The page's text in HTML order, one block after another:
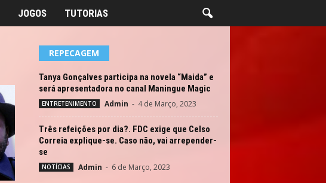
JOGOS TUTORIAS
REPECAGEM
Tanya Gonçalves participa na novela “Maida” e
será apresentadora no canal Maningue Magic
ENTRETENIMENTO Admin - 4 de Março, 2023
Três refeições por dia?. FDC exige que Celso
Correia explique-se. Caso não, vai arrepender-
se
NOTÍCIAS Admin - 6 de Março, 2023